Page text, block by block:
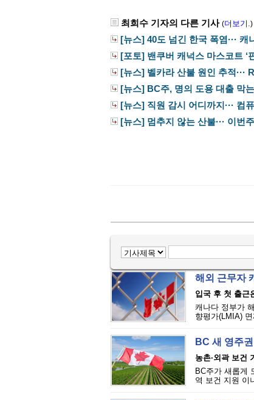
최희수 기자의 다른 기사 (더보기.)
[뉴스] 40도 넘긴 한국 폭염··· 캐
[포토] 밴쿠버 캐넉스 마스코트 ‘
[뉴스] 벨카라 산불 원인 추적···
[뉴스] BC주, 명의 도용 대출 막
[뉴스] 직원 감시 어디까지··· 컴
[뉴스] 멈추지 않는 산불··· 이번
해외 근무자
입국 후 첫 출근
캐나다 정부가
향평가(LMIA)
BC 새 영주
농촌·외곽 보건
BC주가 새롭게
역 보건 지원 이